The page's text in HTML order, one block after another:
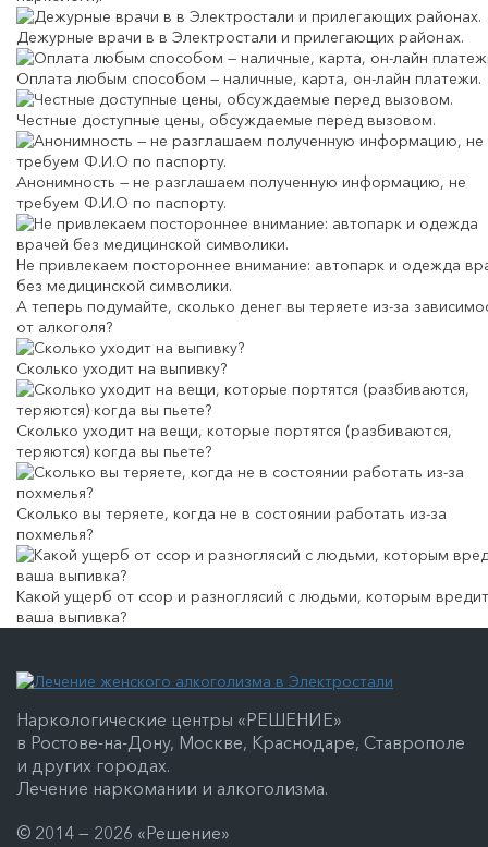
Дежурные врачи в в Электростали и прилегающих районах.
Оплата любым способом — наличные, карта, он-лайн платежи.
Честные доступные цены, обсуждаемые перед вызовом.
Анонимность — не разглашаем полученную информацию, не
требуем Ф.И.О по паспорту.
Не привлекаем постороннее внимание: автопарк и одежда
без медицинской символики.
А теперь подумайте, сколько денег вы теряете из-за
от алкоголя?
Сколько уходит на выпивку?
Сколько уходит на вещи, которые портятся (разбиваются,
теряются) когда вы пьете?
Сколько вы теряете, когда не в состоянии работать из-за
похмелья?
Какой ущерб от ссор и разноглясий с людьми, которым вредит
ваша выпивка?
Наркологические центры «РЕШЕНИЕ»
в Ростове-на-Дону, Москве, Краснодаре, Ставрополе
и других городах.
Лечение наркомании и алкоголизма.
© 2014 — 2026 «Решение»